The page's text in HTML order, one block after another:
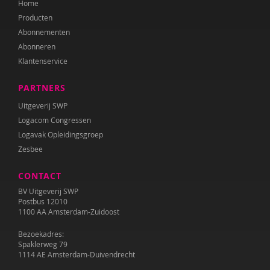
Kirsten Nøhr
Yasmine Oudriss-Kamouni
Anne Pennings
Bodine Romijn
Félice van der Sande
Wilma Schepers
Jeroen Schipper
Elly Singer
Sanne Spiero
Home
Producten
Abonnementen
Abonneren
Klantenservice
PARTNERS
Uitgeverij SWP
Logacom Congressen
Logavak Opleidingsgroep
Zesbee
CONTACT
BV Uitgeverij SWP
Postbus 12010
1100 AA Amsterdam-Zuidoost
Bezoekadres:
Spaklerweg 79
1114 AE Amsterdam-Duivendrecht